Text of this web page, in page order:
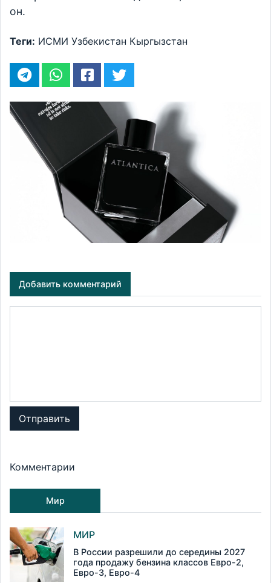
он.
Теги: ИСМИ Узбекистан Кыргызстан
Добавить комментарий
Отправить
Комментарии
Мир
МИР
В России разрешили до середины 2027
года продажу бензина классов Евро-2,
Евро-3, Евро-4